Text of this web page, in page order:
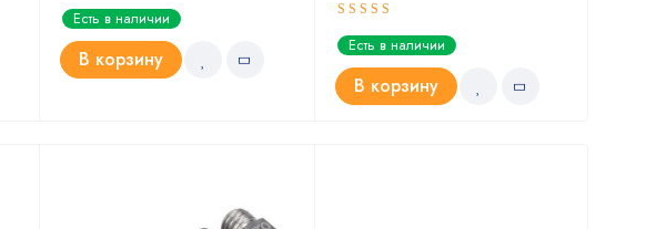
Оценка
5.00из 5
Есть в наличии
В корзину
Оценка
5.00из 5
Есть в наличии
В корзину